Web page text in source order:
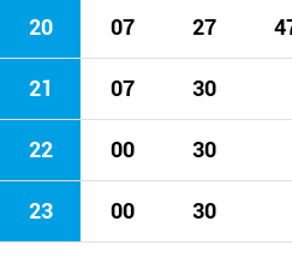
20 07 27
21 07 30
22 00 30
23 00 30